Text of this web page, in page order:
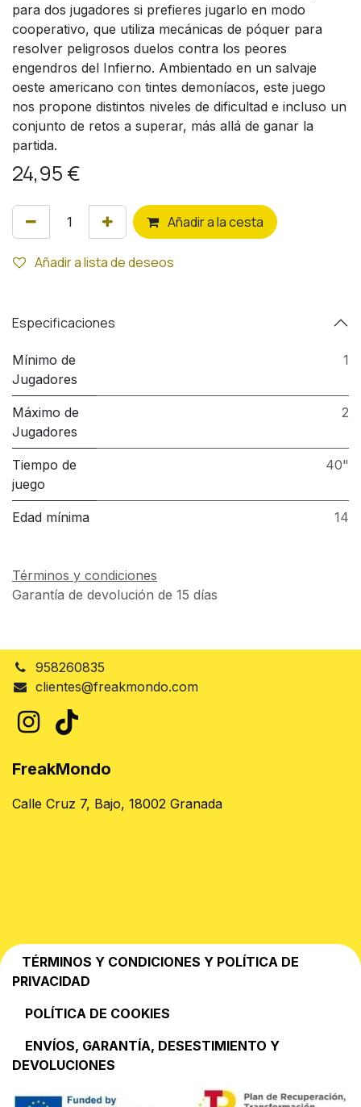
para dos jugadores si prefieres jugarlo en modo
cooperativo, que utiliza mecánicas de póquer para
resolver peligrosos duelos contra los peores
engendros del Infierno. Ambientado en un salvaje
oeste americano con tintes demoníacos, este juego
nos propone distintos niveles de dificultad e incluso un
conjunto de retos a superar, más allá de ganar la
partida.
24,95 €
Añadir a la cesta
Añadir a lista de deseos
Especificaciones
Mínimo de
Jugadores
1
Máximo de
Jugadores
2
Tiempo de
juego
40"
Edad mínima 14
Términos y condiciones
Garantía de devolución de 15 días
958260835
clientes@freakmondo.com
FreakMondo
Calle Cruz 7, Bajo, 18002 Granada
TÉRMINOS Y CONDICIONES Y POLÍTICA DE
PRIVACIDAD
POLÍTICA DE COOKIES
EN​VÍOS, GARANTÍA, DESESTIMIENTO Y
DEVOLUCIONES